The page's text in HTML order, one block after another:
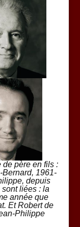
père en fils :
1961-
depuis
liées : la
année que
. Et Robert de
Philippe